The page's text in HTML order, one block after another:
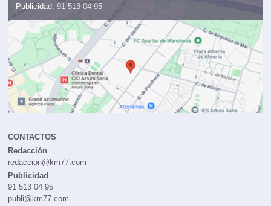
Publicidad: 91 513 04 95
CONTACTOS
Redacción
redaccion@km77.com
Publicidad
91 513 04 95
publi@km77.com